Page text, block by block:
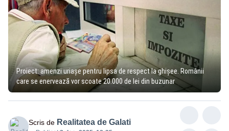
Proiect: amenzi uriașe pentru lipsa de respect la ghișee. Românii
care se enervează vor scoate 20.000 de lei din buzunar
Scris de Realitatea de Galati